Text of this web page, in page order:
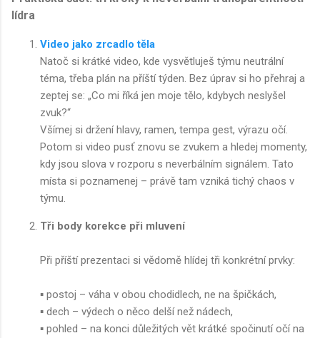
lídra
Video jako zrcadlo těla
Natoč si krátké video, kde vysvětluješ týmu neutrální
téma, třeba plán na příští týden. Bez úprav si ho přehraj a
zeptej se: „Co mi říká jen moje tělo, kdybych neslyšel
zvuk?“
Všímej si držení hlavy, ramen, tempa gest, výrazu očí.
Potom si video pusť znovu se zvukem a hledej momenty,
kdy jsou slova v rozporu s neverbálním signálem. Tato
místa si poznamenej – právě tam vzniká tichý chaos v
týmu.
Tři body korekce při mluvení
Při příští prezentaci si vědomě hlídej tři konkrétní prvky:
▪️ postoj – váha v obou chodidlech, ne na špičkách,
▪️ dech – výdech o něco delší než nádech,
▪️ pohled – na konci důležitých vět krátké spočinutí očí na